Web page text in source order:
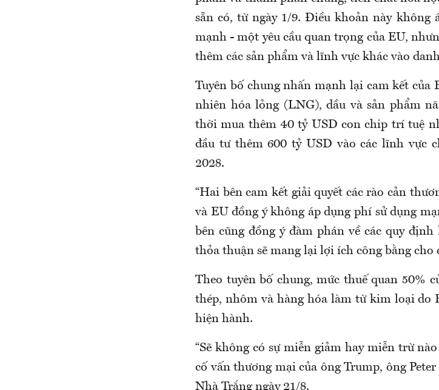
sẵn có, từ ngày 1/9. Điều khoản này không
mạnh - một yêu cầu quan trọng của EU,
thêm các sản phẩm và lĩnh vực khác vào
Tuyên bố chung nhấn mạnh lại cam kết của
nhiên hóa lỏng (LNG), dầu và sản phẩm
thời mua thêm 40 tỷ USD con chip trí tuệ
đầu tư thêm 600 tỷ USD vào các lĩnh vực
2028.
“Hai bên cam kết giải quyết các rào cản
và EU đồng ý không áp dụng phí sử dụng
bên cũng đồng ý đàm phán về các quy
thỏa thuận sẽ mang lại lợi ích công bằng cho
Theo tuyên bố chung, mức thuế quan 50%
thép, nhôm và hàng hóa làm từ kim loại do
hiện hành.
“Sẽ không có sự miễn giảm hay miễn trừ
cố vấn thương mại của ông Trump, ông
Nhà Trắng ngày 21/8.